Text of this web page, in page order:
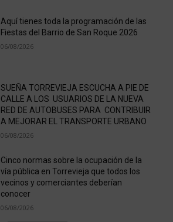
Aquí tienes toda la programación de las
Fiestas del Barrio de San Roque 2026
06/08/2026
SUEÑA TORREVIEJA ESCUCHA A PIE DE
CALLE A LOS USUARIOS DE LA NUEVA
RED DE AUTOBUSES PARA CONTRIBUIR
A MEJORAR EL TRANSPORTE URBANO
06/08/2026
Cinco normas sobre la ocupación de la
vía pública en Torrevieja que todos los
vecinos y comerciantes deberían
conocer
06/08/2026